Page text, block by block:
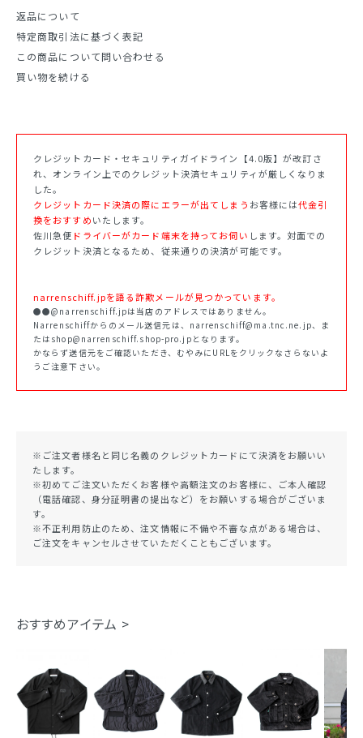
返品について
特定商取引法に基づく表記
この商品について問い合わせる
買い物を続ける
クレジットカード・セキュリティガイドライン【4.0版】が改訂さ
れ、オンライン上でのクレジット決済セキュリティが厳しくなりま
した。
クレジットカード決済の際にエラーが出てしまう お客様には代金引
換をおすすめいたします。
佐川急便 ドライバーがカード端末を持ってお伺い します。対面での
クレジット決済となるため、従来通りの決済が可能です。
narrenschiff.jpを語る詐欺メールが見つかっています。
●●@narrenschiff.jpは当店のアドレスではありません。
Narrenschiffからのメール送信元は、narrenschiff@ma.tnc.ne.jp、ま
たはshop@narrenschiff.shop-pro.jpとなります。
かならず送信元をご確認いただき、むやみにURLをクリックなさらないよ
うご注意下さい。
※ご注文者様名と同じ名義のクレジットカードにて決済をお願いい
たします。
※初めてご注文いただくお客様や高額注文のお客様に、ご本人確認
（電話確認、身分証明書の提出など）をお願いする場合がございま
す。
※不正利用防止のため、注文情報に不備や不審な点がある場合は、
ご注文をキャンセルさせていただくこともございます。
おすすめアイテム >